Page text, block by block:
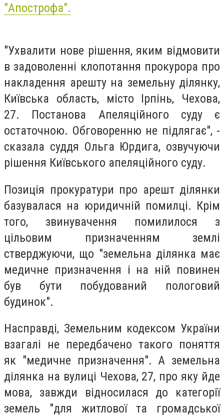
"Апострофа".
"Ухвалити нове рішення, яким відмовити
в задоволенні клопотання прокурора про
накладення арешту на земельну ділянку,
Київська область, місто Ірпінь, Чехова,
27. Постанова Апеляційного суду є
остаточною. Обговоренню не підлягає", -
сказала суддя Ольга Юрдига, озвучуючи
рішення Київського апеляційного суду.
Позиція прокуратури про арешт ділянки
базувалася на юридичній помилці. Крім
того, звинувачення помилилося з
цільовим призначенням землі
стверджуючи, що "земельна ділянка має
медичне призначення і на ній повинен
був бути побудований пологовий
будинок".
Насправді, Земельним кодексом України
взагалі не передбачено такого поняття
як "медичне призначення". А земельна
ділянка на вулиці Чехова, 27, про яку йде
мова, завжди відносилася до категорії
земель "для житлової та громадської